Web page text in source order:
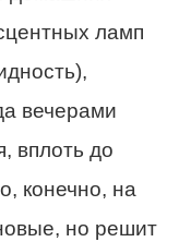
ламп
вечерами
вплоть до
конечно, на
но решит